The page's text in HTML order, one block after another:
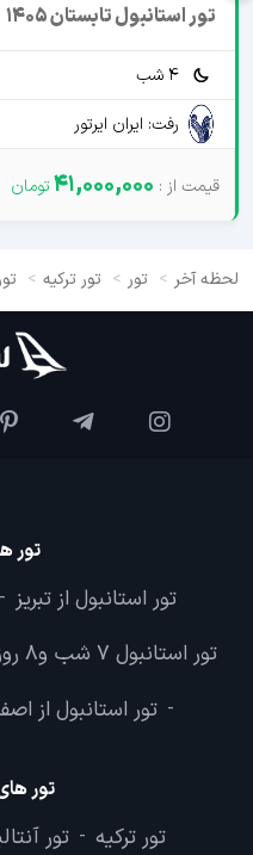
تور استانبول تابستان 1405
4 شب
رفت: ایران ایرتور
41,000,000
لحظه آخر تور تور ترکیه
تور
تور استانبول از تبریز -
تور استانبول 7 شب و8 روز
- تور استانبول از
تور
تور ترکیه - تور